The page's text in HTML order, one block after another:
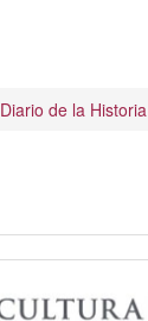
Diario de la Historia